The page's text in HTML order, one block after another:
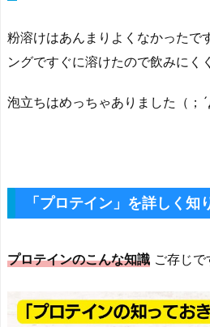
粉溶けはあんまりよくなかったで
ングですぐに溶けたので飲みにく
泡立ちはめっちゃありました（；
「プロテイン」を詳しく知
プロテインのこんな知識 ご存じで